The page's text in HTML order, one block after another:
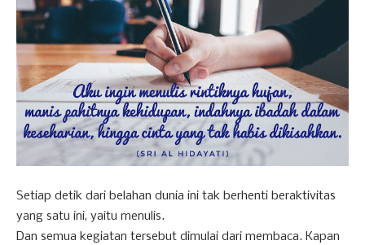
Setiap detik dari belahan dunia ini tak berhenti beraktivitas
yang satu ini, yaitu menulis.
Dan semua kegiatan tersebut dimulai dari membaca. Kapan